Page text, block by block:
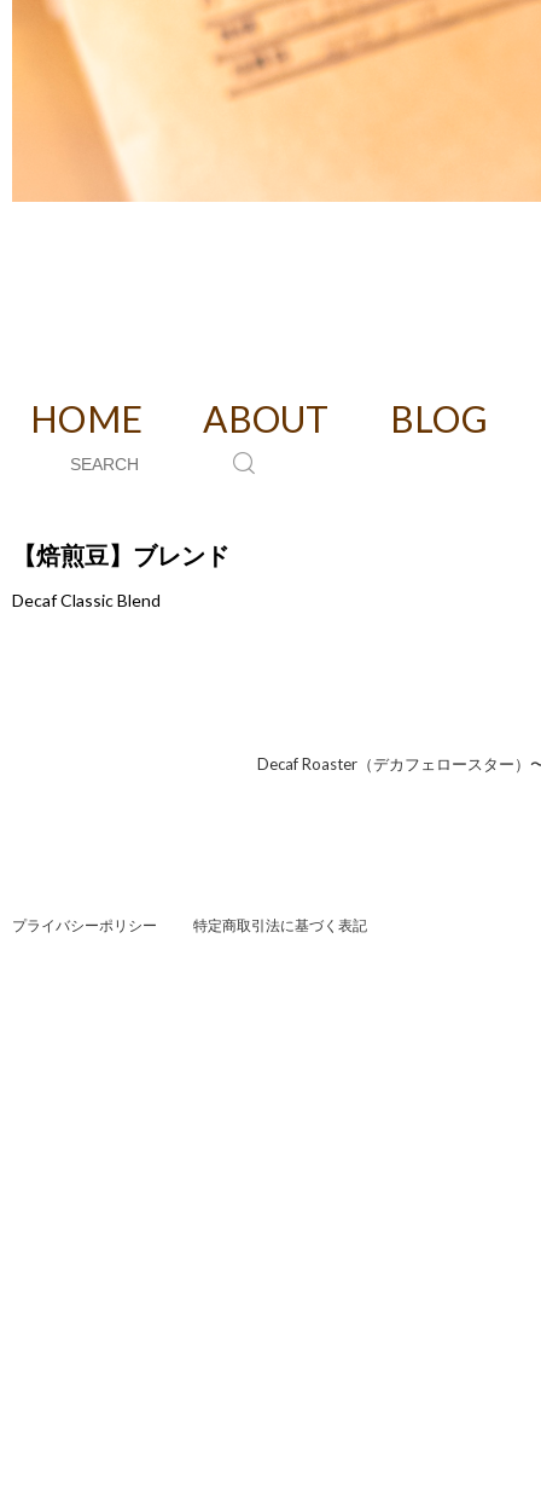
HOME ABOUT BLOG
【焙煎豆】ブレンド
Decaf Classic Blend
Decaf Roaster（デカフェロースター）
プライバシーポリシー 特定商取引法に基づく表記